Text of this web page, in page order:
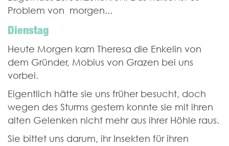
Problem von morgen...
Dienstag
Heute Morgen kam Theresa die Enkelin von
dem Gründer, Mobius von Grazen bei uns
vorbei.
Eigentlich hätte sie uns früher besucht, doch
wegen des Sturms gestern konnte sie mit ihren
alten Gelenken nicht mehr aus ihrer Höhle raus.
Sie bittet uns darum, ihr Insekten für ihren